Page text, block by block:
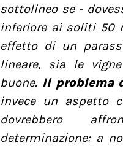
sottolineo se -
inferiore ai soliti 50
effetto di un
lineare, sia le
buone. Il problema
invece un aspetto
dovrebbero
determinazione: a